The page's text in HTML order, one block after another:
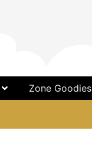
Zone Goodies